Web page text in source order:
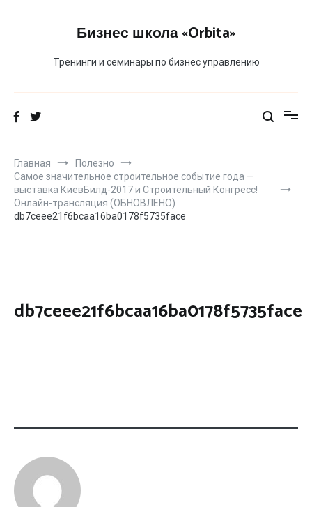
Бизнес школа «Orbita»
Тренинги и семинары по бизнес управлению
Главная
Полезно
Самое значительное строительное событие года —
выставка КиевБилд-2017 и Строительный Конгресс!
Онлайн-трансляция (ОБНОВЛЕНО)
db7ceee21f6bcaa16ba0178f5735face
db7ceee21f6bcaa16ba0178f5735face